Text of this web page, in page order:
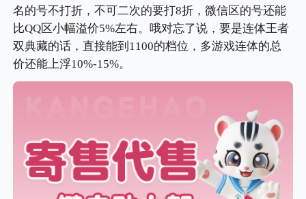
名的号不打折，不可二次的要打8折，微信区的号还能
比QQ区小幅溢价5%左右。哦对忘了说，要是连体王者
双典藏的话，直接能到1100的档位，多游戏连体的总
价还能上浮10%-15%。